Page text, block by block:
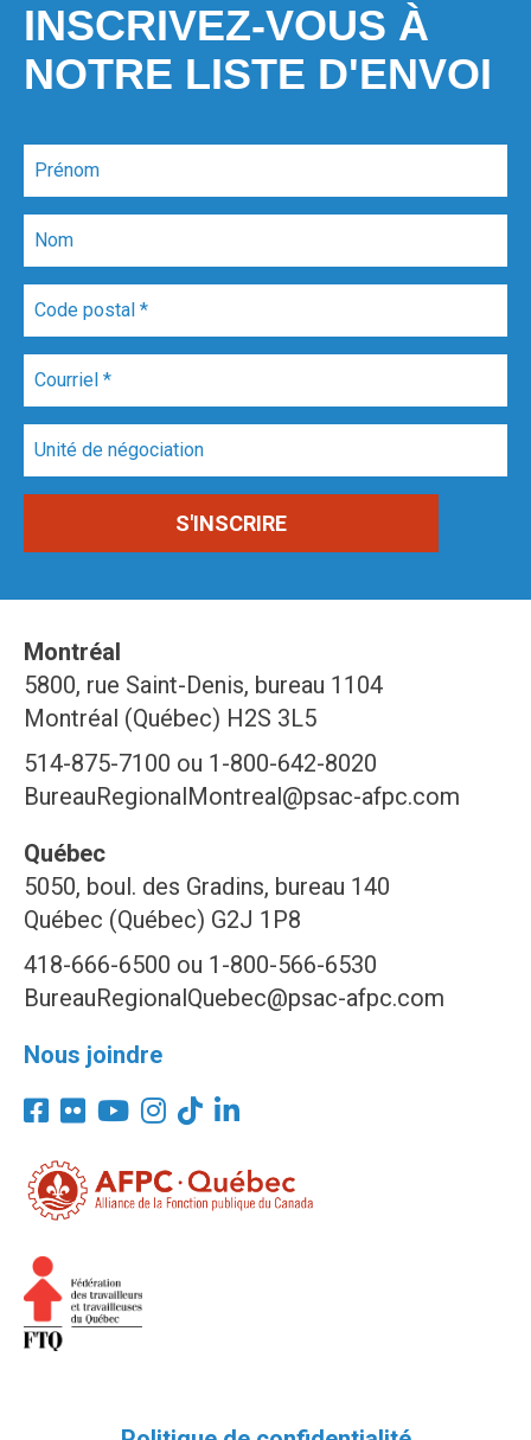
INSCRIVEZ-VOUS À
NOTRE LISTE D'ENVOI
Montréal
5800, rue Saint-Denis, bureau 1104
Montréal (Québec) H2S 3L5
514-875-7100 ou 1-800-642-8020
BureauRegionalMontreal@psac-afpc.com
Québec
5050, boul. des Gradins, bureau 140
Québec (Québec) G2J 1P8
418-666-6500 ou 1-800-566-6530
BureauRegionalQuebec@psac-afpc.com
Nous joindre